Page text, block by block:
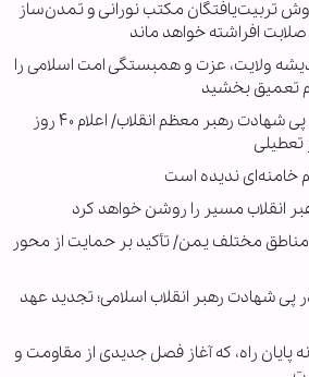
تربیت‌یافتگان مکتب نورانی و تمدن‌ساز
صلابت افراشته خواهد ماند
ولایت، عزت و همبستگی امت اسلامی را
تعمیق بخشید
بیانیه هیات دولت در پی شهادت رهبر معظم انقلاب/ اعلام ۴۰ روز
خامنه‌ای ندیده ‌است
انقلاب مسیر را روشن خواهد کرد
مناطق مختلف یمن/ تأکید بر حمایت از محور
پی شهادت رهبر انقلاب اسلامی؛ تجدید عهد
پایان راه، که آغاز فصل جدیدی از مقاومت و